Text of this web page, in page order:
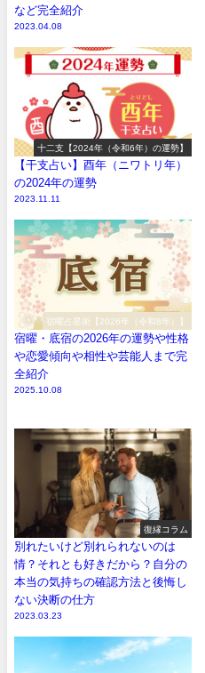
など完全紹介
2023.04.08
十二支【2024年（令和6年）の運勢】
【干支占い】酉年（ニワトリ年）
の2024年の運勢
2023.11.11
宿曜占星術【2026年（令和8年）】
宿曜・底宿の2026年の運勢や性格
や恋愛傾向や相性や芸能人まで完
全紹介
2025.10.08
復縁コラム
別れたいけど別れられないのは
情？それとも好きだから？自分の
本当の気持ちの確認方法と後悔し
ない決断の仕方
2023.03.23